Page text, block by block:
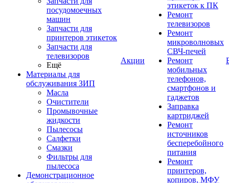
посудомоечных
машин
Запчасти для
принтеров этикеток
Запчасти для
телевизоров
Ещё
Материалы для
обслуживания ЗИП
Масла
Очистители
Промывочные
жидкости
Пылесосы
Салфетки
Смазки
Фильтры для
пылесоса
Демонстрационное
Акции
этикеток к ПК
Ремонт
телевизоров
Ремонт
микроволновых
СВЧ-печей
Ремонт
мобильных
телефонов,
смартфонов и
гаджетов
Заправка
картриджей
Ремонт
источников
бесперебойного
питания
Ремонт
принтеров,
копиров, МФУ